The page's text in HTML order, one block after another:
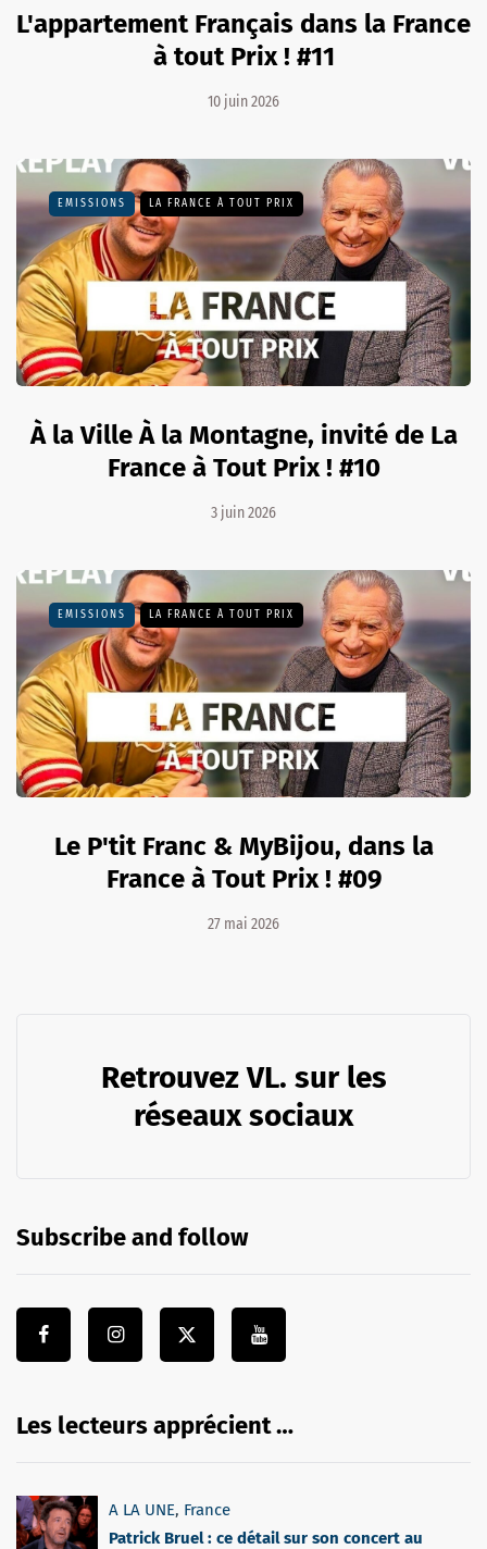
L'appartement Français dans la France
à tout Prix ! #11
10 juin 2026
EMISSIONS LA FRANCE À TOUT PRIX
À la Ville À la Montagne, invité de La
France à Tout Prix ! #10
3 juin 2026
EMISSIONS LA FRANCE À TOUT PRIX
Le P'tit Franc & MyBijou, dans la
France à Tout Prix ! #09
27 mai 2026
Retrouvez VL. sur les
réseaux sociaux
Subscribe and follow
Les lecteurs apprécient …
A LA UNE, France
Patrick Bruel : ce détail sur son concert au